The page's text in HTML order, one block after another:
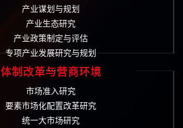
产业谋划与规划
产业生态研究
产业政策制定与评估
专项产业发展研究与规划
……
体制改革与营商环境
市场准入研究
要素市场化配置改革研究
统一大市场研究